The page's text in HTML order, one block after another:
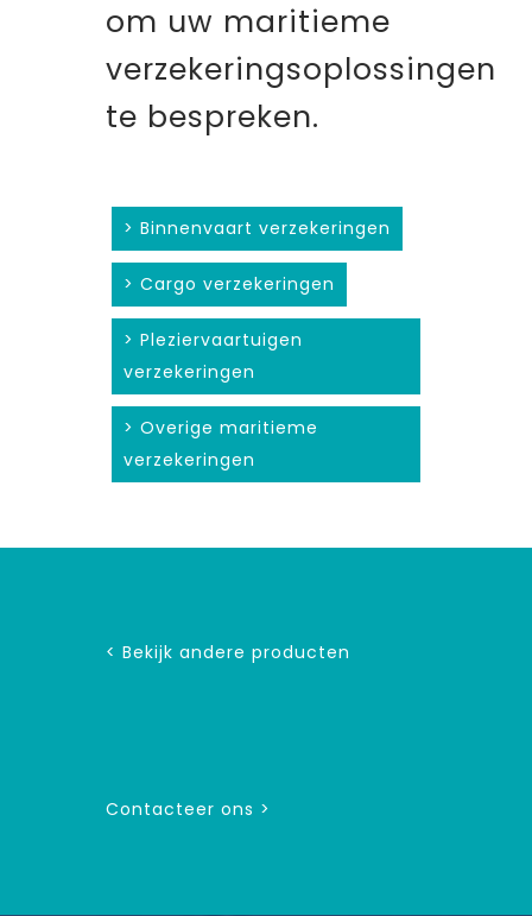
om uw maritieme
verzekeringsoplossingen
te bespreken.
> Binnenvaart verzekeringen
> Cargo verzekeringen
> Pleziervaartuigen
verzekeringen
> Overige maritieme
verzekeringen
< Bekijk andere producten
Contacteer ons >